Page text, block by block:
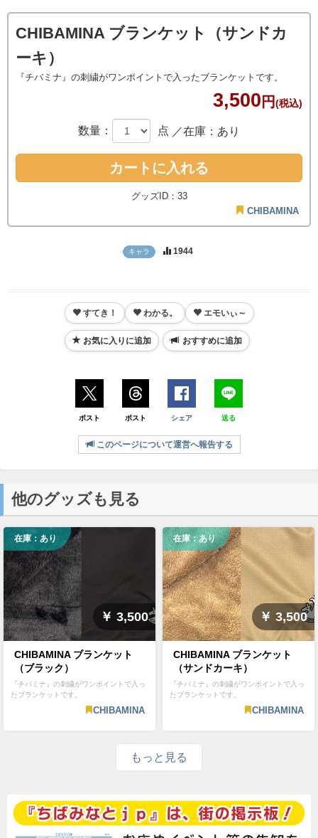
CHIBAMINA ブランケット（サンドカ
ーキ）
『チバミナ』の刺繍がワンポイントで入ったブランケットです。
3,500 円 (税込)
数量： 点 ／在庫：あり
グッズID：33
CHIBAMINA
キャラ 1944
すてき！ わかる。 エモいぃ～
お気に入りに追加 おすすめに追加
ポスト ポスト シェア 送る
このページについて運営へ報告する
他のグッズも見る
￥ 3,500
在庫：あり
CHIBAMINA ブランケット
（ブラック）
『チバミナ』の刺繍がワンポイントで入っ
たブランケットです。
CHIBAMINA
￥ 3,500
在庫：あり
CHIBAMINA ブランケット
（サンドカーキ）
『チバミナ』の刺繍がワンポイントで入っ
たブランケットです。
CHIBAMINA
もっと見る